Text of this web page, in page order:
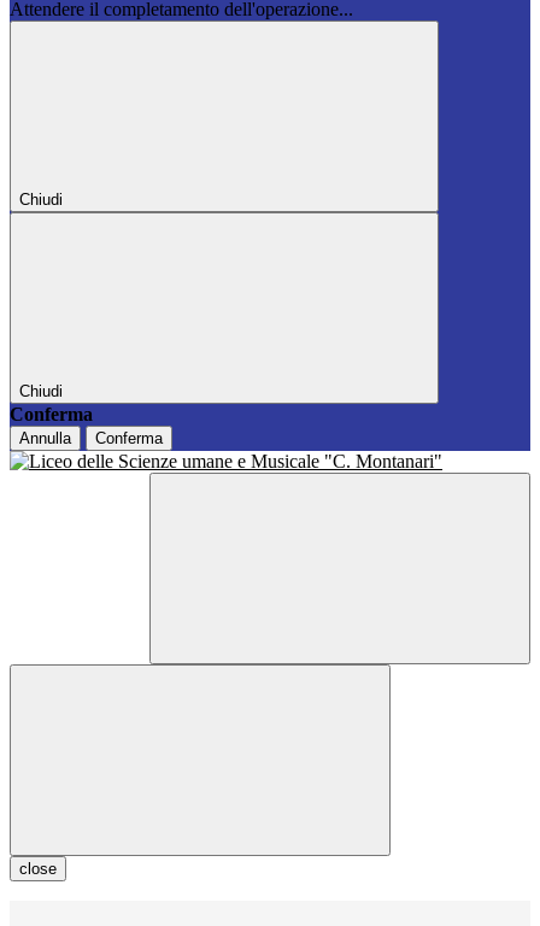
Attendere il completamento dell'operazione...
Chiudi
Chiudi
Conferma
Annulla Conferma
close